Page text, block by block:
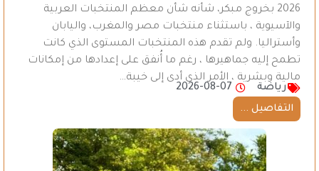
2026 بخروج مبكر، شأنه شأن معظم المنتخبات العربية
والآسيوية ، باستثناء منتخبات مصر والمغرب، واليابان
وأستراليا. ولم تقدم هذه المنتخبات المستوى الذي كانت
تطمح إليه جماهيرها ، رغم ما أُنفق على إعدادها من إمكانات
مالية وبشرية ، الأمر الذي أدى إلى خيبة…
رياضة
2026-08-07
التفاصيل ...